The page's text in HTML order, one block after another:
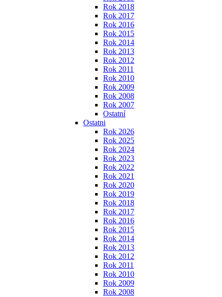
Rok 2018
Rok 2017
Rok 2016
Rok 2015
Rok 2014
Rok 2013
Rok 2012
Rok 2011
Rok 2010
Rok 2009
Rok 2008
Rok 2007
Ostatní
Ostatni
Rok 2026
Rok 2025
Rok 2024
Rok 2023
Rok 2022
Rok 2021
Rok 2020
Rok 2019
Rok 2018
Rok 2017
Rok 2016
Rok 2015
Rok 2014
Rok 2013
Rok 2012
Rok 2011
Rok 2010
Rok 2009
Rok 2008